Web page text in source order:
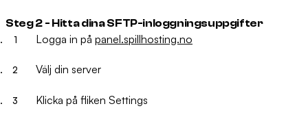
Steg 2 - Hitta dina SFTP-inloggningsuppgifter
Logga in på panel.spillhosting.no
Välj din server
Klicka på fliken Settings